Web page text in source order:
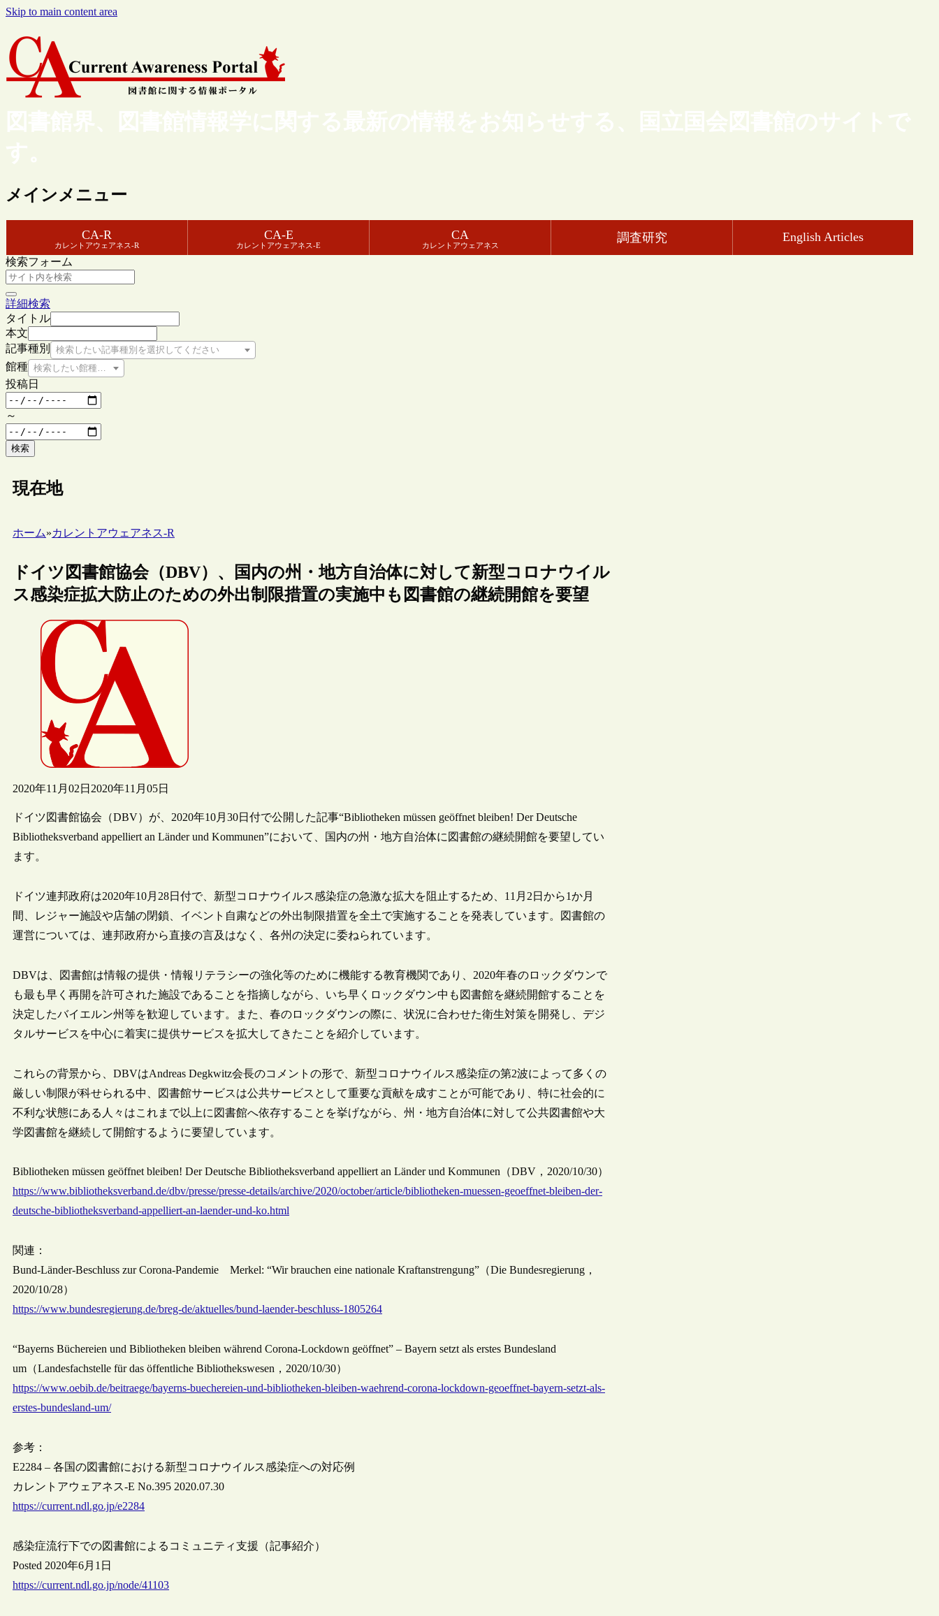
Skip to main content area
図書館界、図書館情報学に関する最新の情報をお知らせする、国立国会図書館のサイトで
す。
メインメニュー
CA-R
カレントアウェアネス-R
CA-E
カレントアウェアネス-E
CA
カレントアウェアネス
調査研究 English Articles
検索フォーム
詳細検索
タイトル
本文
記事種別
検索したい記事種別を選択してください
館種 検索したい館種を選択してください
投稿日
～
検索
現在地
ホーム»カレントアウェアネス-R
ドイツ図書館協会（DBV）、国内の州・地方自治体に対して新型コロナウイル
ス感染症拡大防止のための外出制限措置の実施中も図書館の継続開館を要望
2020年11月02日 2020年11月05日
ドイツ図書館協会（DBV）が、2020年10月30日付で公開した記事“Bibliotheken müssen geöffnet bleiben! Der Deutsche
Bibliotheksverband appelliert an Länder und Kommunen”において、国内の州・地方自治体に図書館の継続開館を要望してい
ます。
ドイツ連邦政府は2020年10月28日付で、新型コロナウイルス感染症の急激な拡大を阻止するため、11月2日から1か月
間、レジャー施設や店舗の閉鎖、イベント自粛などの外出制限措置を全土で実施することを発表しています。図書館の
運営については、連邦政府から直接の言及はなく、各州の決定に委ねられています。
DBVは、図書館は情報の提供・情報リテラシーの強化等のために機能する教育機関であり、2020年春のロックダウンで
も最も早く再開を許可された施設であることを指摘しながら、いち早くロックダウン中も図書館を継続開館することを
決定したバイエルン州等を歓迎しています。また、春のロックダウンの際に、状況に合わせた衛生対策を開発し、デジ
タルサービスを中心に着実に提供サービスを拡大してきたことを紹介しています。
これらの背景から、DBVはAndreas Degkwitz会長のコメントの形で、新型コロナウイルス感染症の第2波によって多くの
厳しい制限が科せられる中、図書館サービスは公共サービスとして重要な貢献を成すことが可能であり、特に社会的に
不利な状態にある人々はこれまで以上に図書館へ依存することを挙げながら、州・地方自治体に対して公共図書館や大
学図書館を継続して開館するように要望しています。
Bibliotheken müssen geöffnet bleiben! Der Deutsche Bibliotheksverband appelliert an Länder und Kommunen（DBV，2020/10/30）
https://www.bibliotheksverband.de/dbv/presse/presse-details/archive/2020/october/article/bibliotheken-muessen-geoeffnet-bleiben-der-
deutsche-bibliotheksverband-appelliert-an-laender-und-ko.html
関連：
Bund-Länder-Beschluss zur Corona-Pandemie Merkel: “Wir brauchen eine nationale Kraftanstrengung”（Die Bundesregierung，
2020/10/28）
https://www.bundesregierung.de/breg-de/aktuelles/bund-laender-beschluss-1805264
“Bayerns Büchereien und Bibliotheken bleiben während Corona-Lockdown geöffnet” – Bayern setzt als erstes Bundesland
um（Landesfachstelle für das öffentliche Bibliothekswesen，2020/10/30）
https://www.oebib.de/beitraege/bayerns-buechereien-und-bibliotheken-bleiben-waehrend-corona-lockdown-geoeffnet-bayern-setzt-als-
erstes-bundesland-um/
参考：
E2284 – 各国の図書館における新型コロナウイルス感染症への対応例
カレントアウェアネス-E No.395 2020.07.30
https://current.ndl.go.jp/e2284
感染症流行下での図書館によるコミュニティ支援（記事紹介）
Posted 2020年6月1日
https://current.ndl.go.jp/node/41103